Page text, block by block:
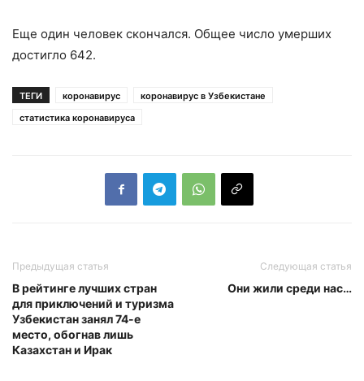
Еще один человек скончался. Общее число умерших
достигло 642.
ТЕГИ коронавирус
коронавирус в Узбекистане
статистика коронавируса
Предыдущая статья
В рейтинге лучших стран
для приключений и туризма
Узбекистан занял 74-е
место, обогнав лишь
Казахстан и Ирак
Следующая статья
Они жили среди нас…